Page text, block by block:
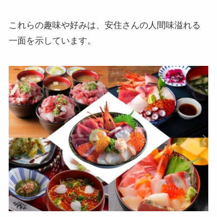
これらの趣味や好みは、安住さんの人間味溢れる
一面を示しています。